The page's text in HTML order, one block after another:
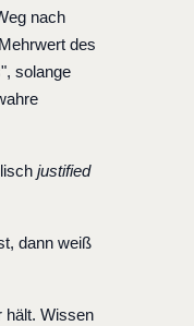
nach
des
solange
justified
dann weiß
hält. Wissen